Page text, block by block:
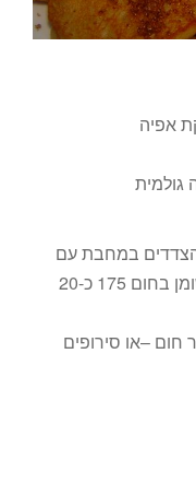
גולמית
הצדדים במחבת עם
מעט שמן ,או לאפות על ניר אפיה משומן בחום 175 כ-20
חום –או סירופים